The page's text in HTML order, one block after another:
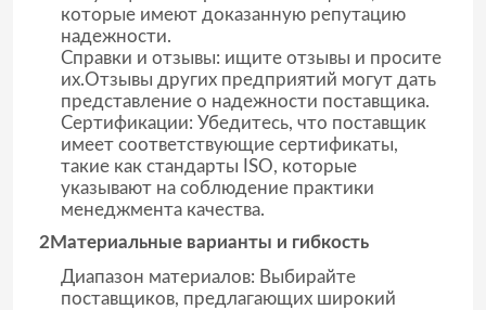
которые имеют доказанную репутацию
надежности.
Справки и отзывы: ищите отзывы и просите
их.Отзывы других предприятий могут дать
представление о надежности поставщика.
Сертификации: Убедитесь, что поставщик
имеет соответствующие сертификаты,
такие как стандарты ISO, которые
указывают на соблюдение практики
менеджмента качества.
2Материальные варианты и гибкость
Диапазон материалов: Выбирайте
поставщиков, предлагающих широкий